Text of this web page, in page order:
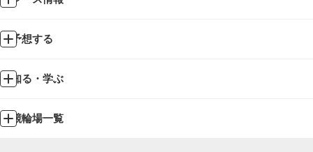
予想する
知る・学ぶ
競輪場一覧